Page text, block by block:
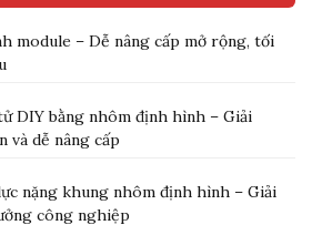
module – Dễ nâng cấp mở rộng, tối
DIY bằng nhôm định hình – Giải
và dễ nâng cấp
nặng khung nhôm định hình – Giải
công nghiệp